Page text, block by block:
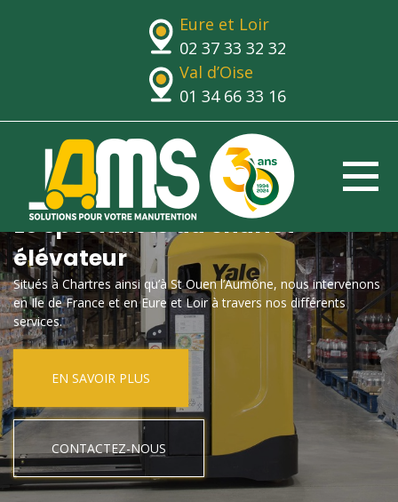
Eure et Loir
02 37 33 32 32
Val d’Oise
01 34 66 33 16
Le spécialiste du chariot
élévateur
Situés à Chartres ainsi qu’à St Ouen l’Aumône, nous intervenons
en Ile de France et en Eure et Loir à travers nos différents
services.
EN SAVOIR PLUS
CONTACTEZ-NOUS